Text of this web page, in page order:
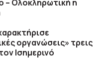
– Ολοκληρωτική η
οργανώσεις» τρεις
Ισημερινό